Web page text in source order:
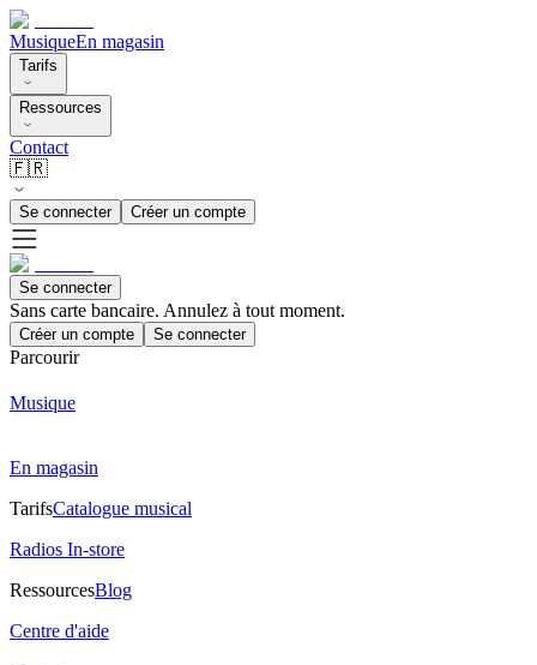
MusiqueEn magasin
Tarifs
Ressources
Contact
🇫🇷
Se connecter Créer un compte
Se connecter
Sans carte bancaire. Annulez à tout moment.
Créer un compte Se connecter
Parcourir
Musique
En magasin
TarifsCatalogue musical
Radios In-store
RessourcesBlog
Centre d'aide